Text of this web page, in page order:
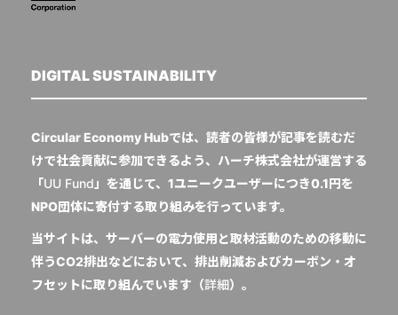
DIGITAL SUSTAINABILITY
Circular Economy Hubでは、読者の皆様が記事を読むだ
けで社会貢献に参加できるよう、ハーチ株式会社が運営する
「UU Fund 」を通じて、1ユニークユーザーにつき0.1円を
NPO団体に寄付する取り組みを行っています。
当サイトは、サーバーの電力使用と取材活動のための移動に
伴うCO2排出などにおいて、排出削減およびカーボン・オ
フセットに取り組んでいます（詳細）。